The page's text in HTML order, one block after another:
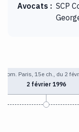
Avocats : SCP
com. Paris, 15e ch., du 2
2 février 1996